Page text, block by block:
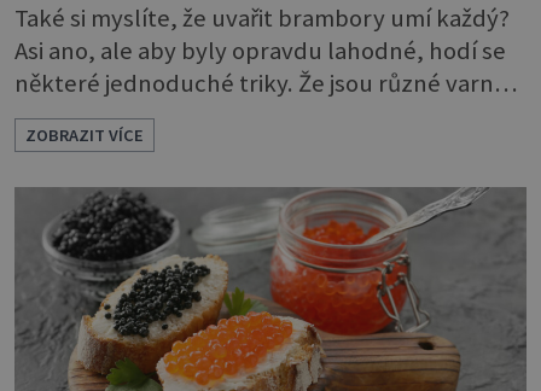
Také si myslíte, že uvařit brambory umí každý?
Asi ano, ale aby byly opravdu lahodné, hodí se
některé jednoduché triky. Že jsou různé varné
typy od A, tedy na saláty, po D na kaši, určitě
víte, takže vyberete podle toho, co chcete
právě uvařit. Vařte správně Spousta lidí vaří
brambory tak, že nalijí do hrnce vodu, osolí ji,
přidají brambory nakrájené na kousky a dají
vařit. Brambor
ZOBRAZIT VÍCE